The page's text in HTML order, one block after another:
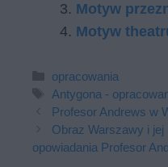
Motyw
Motyw
Kategorie
opracowania
Tagi
Antygona -
Profesor Andrews w
Obraz Warszawy i
opowiadania Profesor